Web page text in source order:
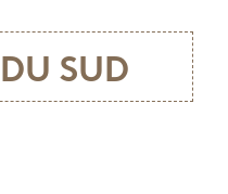
SUD